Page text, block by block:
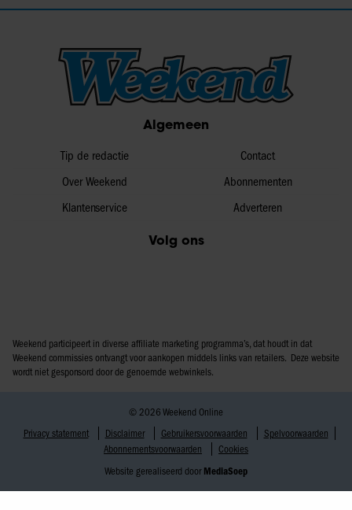
Algemeen
Tip de redactie
Over Weekend
Klantenservice
Contact
Abonnementen
Adverteren
Volg ons
Weekend participeert in diverse affiliate marketing programma’s, dat houdt in dat
Weekend commissies ontvangt voor aankopen middels links van retailers. Deze website
wordt niet gesponsord door de genoemde webwinkels.
© 2026 Weekend Online
Privacy statement
Disclaimer Gebruikersvoorwaarden
Spelvoorwaarden
Abonnementsvoorwaarden
Cookies
Website gerealiseerd door MediaSoep